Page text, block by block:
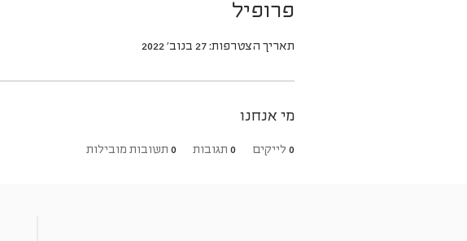
פרופיל
תאריך הצטרפות: 27 בנוב׳ 2022
מי אנחנו
0 לייקים 0 תגובות 0 תשובות מובילות